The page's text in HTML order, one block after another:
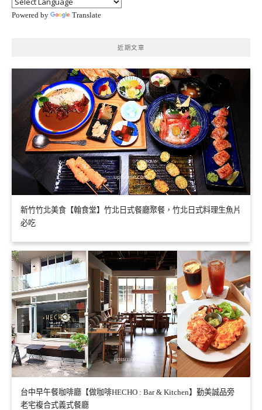
Powered by Translate
近期文章
新竹竹北美食【翰食堂】竹北日式餐廳聚餐，竹北日式料理生魚片
必吃
台中早午餐咖啡廳【做咖啡HECHO : Bar & Kitchen】勤美誠品旁
老宅複合式義式餐廳